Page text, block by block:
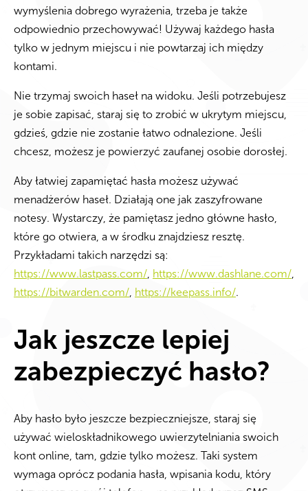
wymyślenia dobrego wyrażenia, trzeba je także
odpowiednio przechowywać! Używaj każdego hasła
tylko w jednym miejscu i nie powtarzaj ich między
kontami.
Nie trzymaj swoich haseł na widoku. Jeśli potrzebujesz
je sobie zapisać, staraj się to zrobić w ukrytym miejscu,
gdzieś, gdzie nie zostanie łatwo odnalezione. Jeśli
chcesz, możesz je powierzyć zaufanej osobie dorosłej.
Aby łatwiej zapamiętać hasła możesz używać
menadżerów haseł. Działają one jak zaszyfrowane
notesy. Wystarczy, że pamiętasz jedno główne hasło,
które go otwiera, a w środku znajdziesz resztę.
Przykładami takich narzędzi są:
https://www.lastpass.com/, https://www.dashlane.com/,
https://bitwarden.com/, https://keepass.info/.
Jak jeszcze lepiej
zabezpieczyć hasło?
Aby hasło było jeszcze bezpieczniejsze, staraj się
używać wieloskładnikowego uwierzytelniania swoich
kont online, tam, gdzie tylko możesz. Taki system
wymaga oprócz podania hasła, wpisania kodu, który